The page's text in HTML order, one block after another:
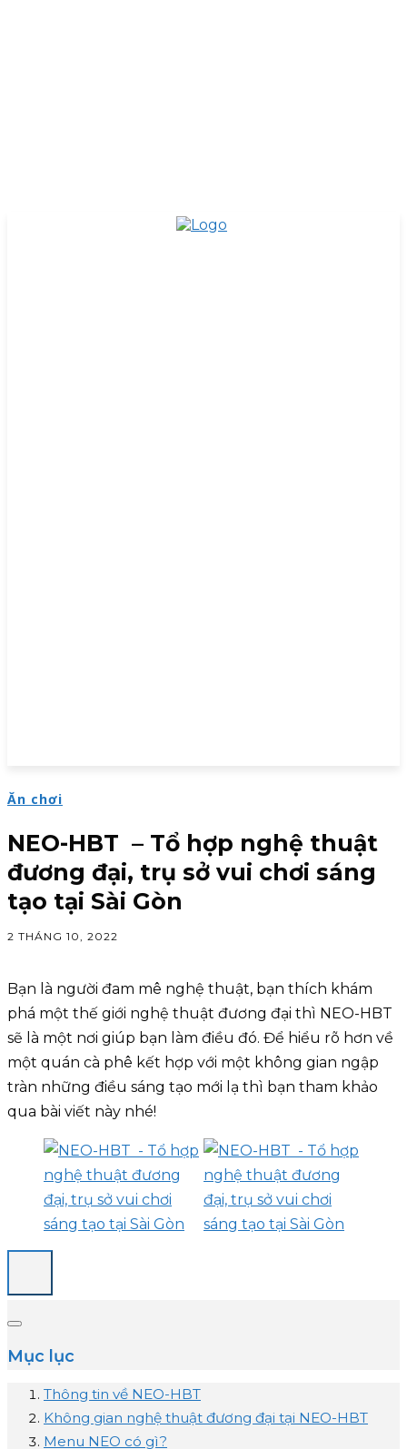
Ăn chơi
NEO-HBT – Tổ hợp nghệ thuật
đương đại, trụ sở vui chơi sáng
tạo tại Sài Gòn
2 THÁNG 10, 2022
Bạn là người đam mê nghệ thuật, bạn thích khám
phá một thế giới nghệ thuật đương đại thì NEO-HBT
sẽ là một nơi giúp bạn làm điều đó. Để hiểu rõ hơn về
một quán cà phê kết hợp với một không gian ngập
tràn những điều sáng tạo mới lạ thì bạn tham khảo
qua bài viết này nhé!
Mục lục
Thông tin về NEO-HBT
Không gian nghệ thuật đương đại tại NEO-HBT
Menu NEO có gì?